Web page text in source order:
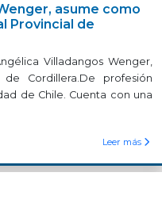
asume como
Provincial de
Villadangos Wenger,
Cordillera.De profesión
de Chile. Cuenta con una
Leer más